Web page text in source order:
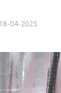
18-04-2025